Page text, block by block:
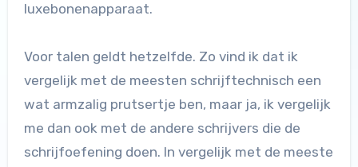
luxebonenapparaat.
Voor talen geldt hetzelfde. Zo vind ik dat ik
vergelijk met de meesten schrijftechnisch een
wat armzalig prutsertje ben, maar ja, ik vergelijk
me dan ook met de andere schrijvers die de
schrijfoefening doen. In vergelijk met de meeste